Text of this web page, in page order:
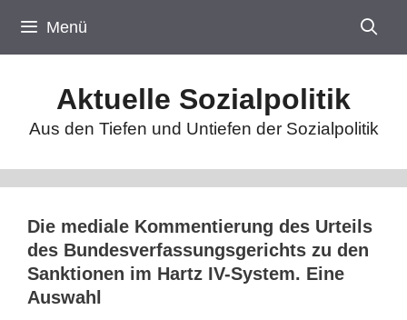
Inhalt
springen
Menü
Aktuelle Sozialpolitik
Aus den Tiefen und Untiefen der Sozialpolitik
Die mediale Kommentierung des Urteils
des Bundesverfassungsgerichts zu den
Sanktionen im Hartz IV-System. Eine
Auswahl